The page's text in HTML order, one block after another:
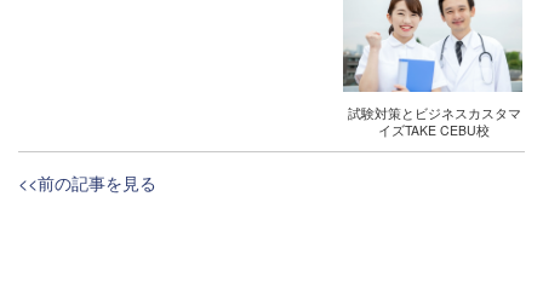
試験対策とビジネスカスタマ
イズTAKE CEBU校
<<前の記事を見る